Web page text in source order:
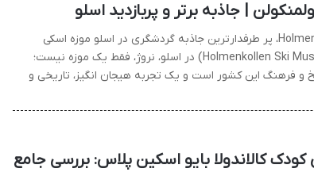
| جاذبه برتر و پربازدید اسلو
موزه اسکی Holmenkollen، پر طرفدارترین جاذبه گردشگری در اسلو موزه اسکی
هولمنکولن (Holmenkollen Ski Museum) در اسلو، نروژ، فقط یک موزه نیست؛
و فرهنگ این کشور است و یک تجربه هیجان انگیز، تاریخی و
کالاندولا بایو اسکین پلاس: بررسی جامع